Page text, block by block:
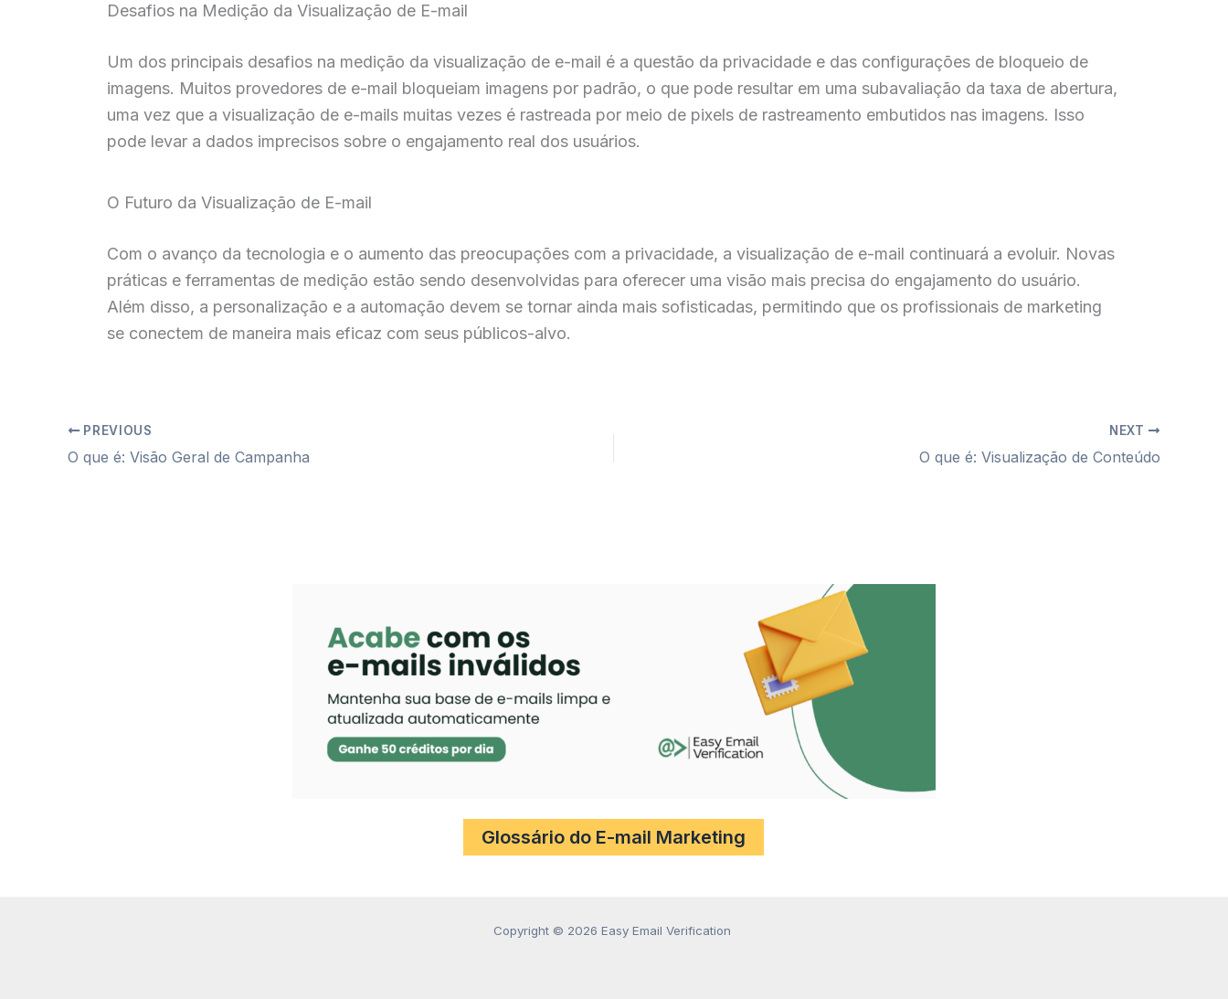
Desafios na Medição da Visualização de E-mail
Um dos principais desafios na medição da visualização de e-mail é a questão da privacidade e das configurações de bloqueio de
imagens. Muitos provedores de e-mail bloqueiam imagens por padrão, o que pode resultar em uma subavaliação da taxa de abertura,
uma vez que a visualização de e-mails muitas vezes é rastreada por meio de pixels de rastreamento embutidos nas imagens. Isso
pode levar a dados imprecisos sobre o engajamento real dos usuários.
O Futuro da Visualização de E-mail
Com o avanço da tecnologia e o aumento das preocupações com a privacidade, a visualização de e-mail continuará a evoluir. Novas
práticas e ferramentas de medição estão sendo desenvolvidas para oferecer uma visão mais precisa do engajamento do usuário.
Além disso, a personalização e a automação devem se tornar ainda mais sofisticadas, permitindo que os profissionais de marketing
se conectem de maneira mais eficaz com seus públicos-alvo.
PREVIOUS
O que é: Visão Geral de Campanha
NEXT
O que é: Visualização de Conteúdo
Glossário do E-mail Marketing
Copyright © 2026 Easy Email Verification